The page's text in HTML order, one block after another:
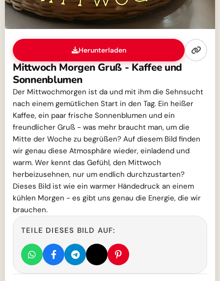
Herunterladen
Mittwoch Morgen Gruß - Kaffee und
Sonnenblumen
Der Mittwochmorgen ist da und mit ihm die Sehnsucht
nach einem gemütlichen Start in den Tag. Ein heißer
Kaffee, ein paar frische Sonnenblumen und ein
freundlicher Gruß - was mehr braucht man, um die
Mitte der Woche zu begrüßen? Auf diesem Bild finden
wir genau diese Atmosphäre wieder, einladend und
warm. Wer kennt das Gefühl, den Mittwoch
herbeizusehnen, nur um endlich durchzustarten?
Dieses Bild ist wie ein warmer Händedruck an einem
kühlen Morgen - es gibt uns genau die Energie, die wir
brauchen.
TEILE DIESES BILD AUF: